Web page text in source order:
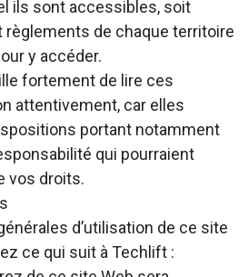
ils sont accessibles, soit
règlements de chaque territoire
y accéder.
fortement de lire ces
attentivement, car elles
portant notamment
qui pourraient
vos droits.
d’utilisation de ce site
ce qui suit à Techlift :